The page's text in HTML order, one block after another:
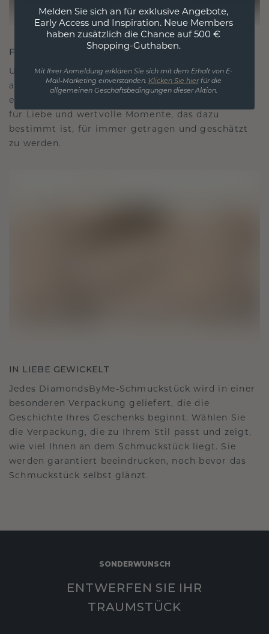
FÜR VERBINDUNGEN GESCHAFFEN
Unsere Designphilosophie ist auf Verbindung
ausgelegt, wobei jedes Stück so gestaltet ist, dass
es die Zeit überdauert. Es wird zu Ihrem Symbol
für Liebe und wertvolle Momente, das dazu
bestimmt ist, für immer getragen und geschätzt
zu werden.
IN LIEBE GEWICKELT
Jedes DiamondsByMe-Schmuckstück wird in einer
besonderen Verpackung geliefert, die die
Geschichte Ihres Geschenks beginnt. Wählen Sie
die Verpackung, die zu Ihrem Stil passt und zeigt,
wie viel Ihnen an dem Schmuckstück liegt. Sie
werden garantiert beeindrucken, noch bevor das
Schmuckstück selbst glänzt.
SONDERWUNSCH
ENTWERFEN SIE IHR
TRAUMSTÜCK
Melden Sie sich an für exklusive Angebote,
Early Access und Inspiration. Neue Members
haben zusätzlich die Chance auf 500 €
Shopping-Guthaben.
Mit Ihrer Anmeldung erklären Sie sich mit dem Erhalt von E-
Mail-Marketing einverstanden. Klicken Sie hierfür die
allgemeinen Geschäftsbedingungen dieser Aktion.